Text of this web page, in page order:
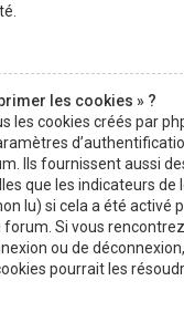
les cookies » ?
les cookies créés par
Ils fournissent aussi
que les indicateurs de
lu) si cela a été activé
Si vous
ou de
pourrait les